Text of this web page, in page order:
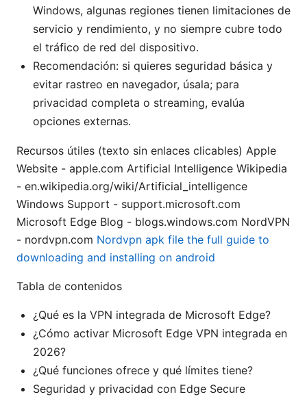
Windows, algunas regiones tienen limitaciones de
servicio y rendimiento, y no siempre cubre todo
el tráfico de red del dispositivo.
Recomendación: si quieres seguridad básica y
evitar rastreo en navegador, úsala; para
privacidad completa o streaming, evalúa
opciones externas.
Recursos útiles (texto sin enlaces clicables) Apple
Website - apple.com Artificial Intelligence Wikipedia
- en.wikipedia.org/wiki/Artificial_intelligence
Windows Support - support.microsoft.com
Microsoft Edge Blog - blogs.windows.com NordVPN
- nordvpn.com Nordvpn apk file the full guide to
downloading and installing on android
Tabla de contenidos
¿Qué es la VPN integrada de Microsoft Edge?
¿Cómo activar Microsoft Edge VPN integrada en
2026?
¿Qué funciones ofrece y qué límites tiene?
Seguridad y privacidad con Edge Secure